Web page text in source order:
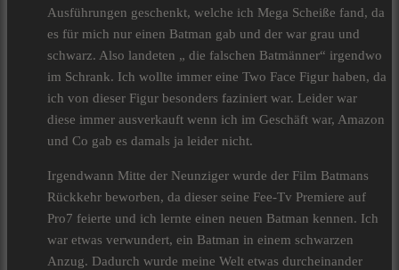
Ausführungen geschenkt, welche ich Mega Scheiße fand, da
es für mich nur einen Batman gab und der war grau und
schwarz. Also landeten „ die falschen Batmänner“ irgendwo
im Schrank. Ich wollte immer eine Two Face Figur haben, da
ich von dieser Figur besonders faziniert war. Leider war
diese immer ausverkauft wenn ich im Geschäft war, Amazon
und Co gab es damals ja leider nicht.
Irgendwann Mitte der Neunziger wurde der Film Batmans
Rückkehr beworben, da dieser seine Fee-Tv Premiere auf
Pro7 feierte und ich lernte einen neuen Batman kennen. Ich
war etwas verwundert, ein Batman in einem schwarzen
Anzug. Dadurch wurde meine Welt etwas durcheinander